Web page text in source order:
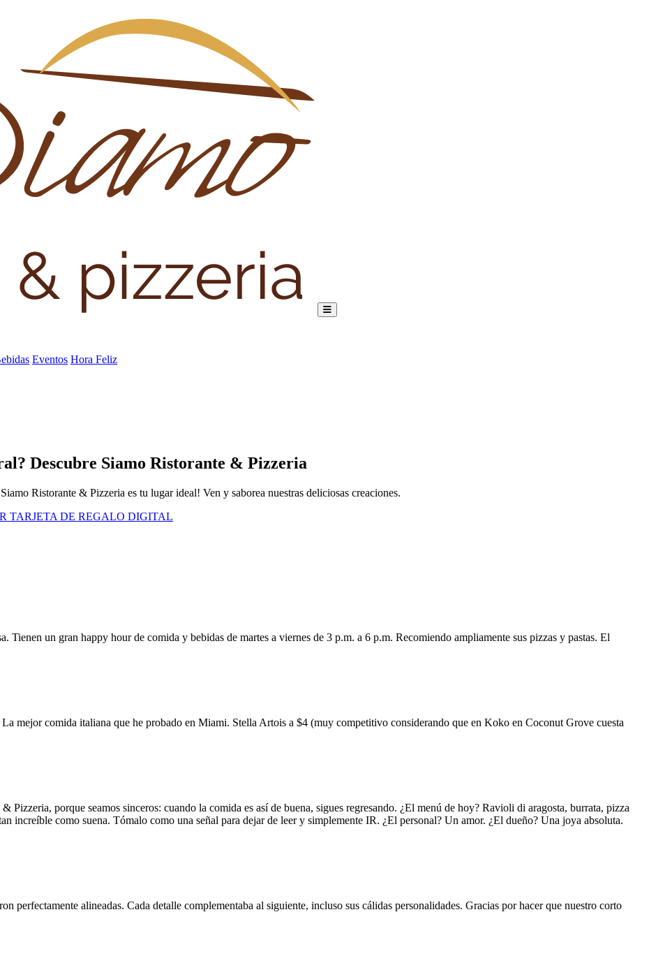
Eventos Hora Feliz
Descubre Siamo Ristorante & Pizzeria
Ristorante & Pizzeria es tu lugar ideal! Ven y saborea nuestras deliciosas creaciones.
TARJETA DE REGALO DIGITAL
un gran happy hour de comida y bebidas de martes a viernes de 3 p.m. a 6 p.m. Recomiendo ampliamente sus pizzas y pastas. El
mejor comida italiana que he probado en Miami. Stella Artois a $4 (muy competitivo considerando que en Koko en Coconut Grove cuesta
Pizzeria, porque seamos sinceros: cuando la comida es así de buena, sigues regresando. ¿El menú de hoy? Ravioli di aragosta, burrata, pizza
increíble como suena. Tómalo como una señal para dejar de leer y simplemente IR. ¿El personal? Un amor. ¿El dueño? Una joya absoluta.
perfectamente alineadas. Cada detalle complementaba al siguiente, incluso sus cálidas personalidades. Gracias por hacer que nuestro corto